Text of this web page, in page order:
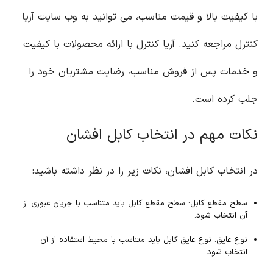
با کیفیت بالا و قیمت مناسب، می توانید به وب سایت آریا
کنترل مراجعه کنید. آریا کنترل با ارائه محصولات با کیفیت
و خدمات پس از فروش مناسب، رضایت مشتریان خود را
جلب کرده است.
نکات مهم در انتخاب کابل افشان
در انتخاب کابل افشان، نکات زیر را در نظر داشته باشید:
سطح مقطع کابل: سطح مقطع کابل باید متناسب با جریان عبوری از
آن انتخاب شود.
نوع عایق: نوع عایق کابل باید متناسب با محیط استفاده از آن
انتخاب شود.